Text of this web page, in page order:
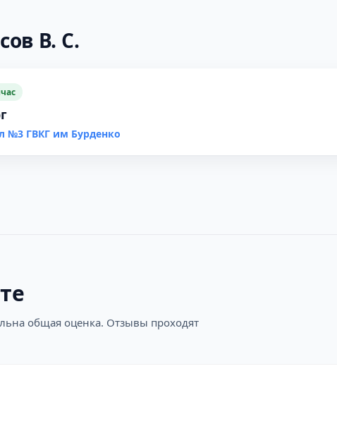
В. С.
№3 ГВКГ им Бурденко
общая оценка. Отзывы проходят